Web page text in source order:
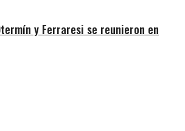
y Ferraresi se reunieron en